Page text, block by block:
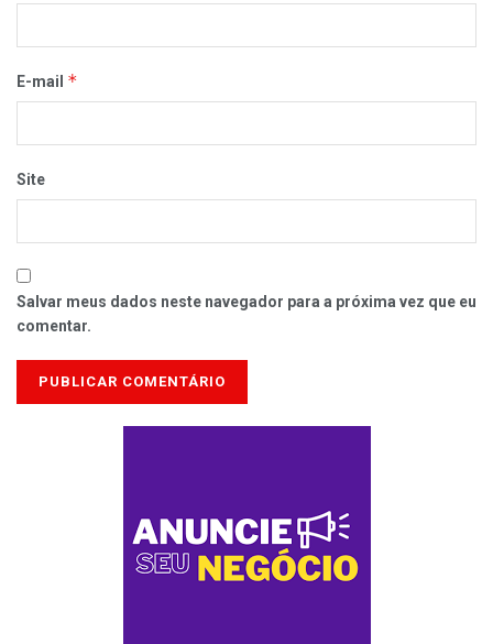
E-mail *
Site
Salvar meus dados neste navegador para a próxima vez que eu
comentar.